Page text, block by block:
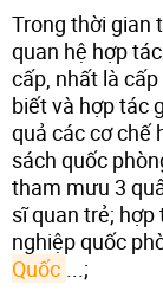
Trong thời gian
quan hệ hợp
cấp, nhất là
biết và hợp tác
quả các cơ chế
sách quốc
tham mưu 3
sĩ quan trẻ;
nghiệp quốc
Quốc ...;